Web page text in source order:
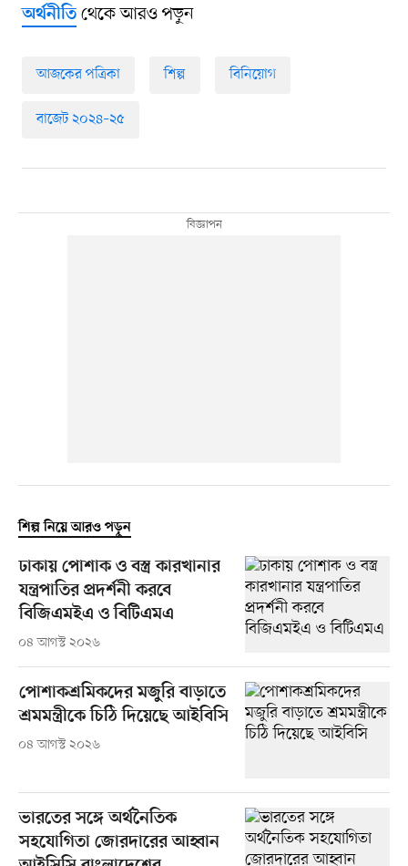
অর্থনীতিথেকে আরও পড়ুন
আজকের পত্রিকা শিল্প বিনিয়োগ
বাজেট ২০২৪–২৫
শিল্প নিয়ে আরও পড়ুন
ঢাকায় পোশাক ও বস্ত্র কারখানার
যন্ত্রপাতির প্রদর্শনী করবে
বিজিএমইএ ও বিটিএমএ
০৪ আগস্ট ২০২৬
পোশাকশ্রমিকদের মজুরি বাড়াতে
শ্রমমন্ত্রীকে চিঠি দিয়েছে আইবিসি
০৪ আগস্ট ২০২৬
ভারতের সঙ্গে অর্থনৈতিক
সহযোগিতা জোরদারের আহ্বান